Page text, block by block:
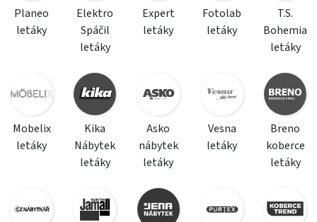
Planeo
letáky
Elektro
Spáčil
letáky
Expert
letáky
Fotolab
letáky
T.S.
Bohemia
letáky
Mobelix
letáky
Kika
Nábytek
letáky
Asko
nábytek
letáky
Vesna
letáky
Breno
koberce
letáky